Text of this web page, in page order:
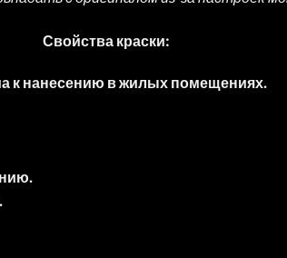
Свойства краски:
к нанесению в жилых помещениях.